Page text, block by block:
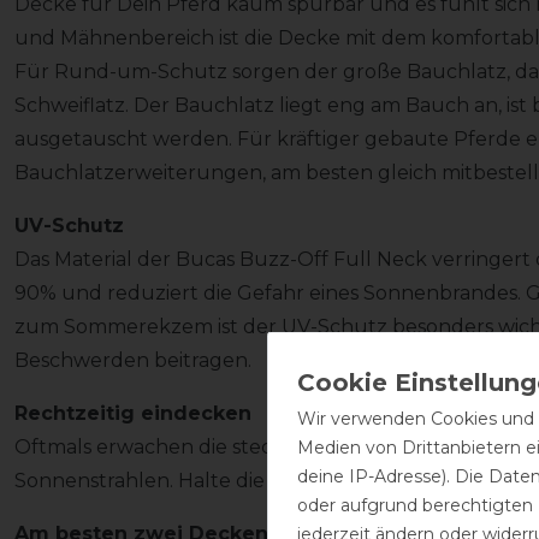
Decke für Dein Pferd kaum spürbar und es fühlt
und Mähnenbereich ist die Decke mit dem
Für Rund-um-Schutz sorgen der große Bauchlatz,
Schweiflatz. Der Bauchlatz liegt eng am Bauch an,
ausgetauscht werden. Für kräftiger gebaute Pferde
Bauchlatzerweiterungen, am besten gleich
UV-Schutz
Das Material der Bucas Buzz-Off Full Neck verringert
90% und reduziert die Gefahr eines Sonnenbrandes.
zum Sommerekzem ist der UV-Schutz besonders
Beschwerden beitragen.
Rechtzeitig eindecken
Oftmals erwachen die stechenden Plagegeister
Sonnenstrahlen. Halte die Fliegendecke also
Am besten zwei Decken
Wir verwenden Cookies
Medien von Drittanbietern
deine IP-Adresse). Die
oder aufgrund berechtigten
jederzeit ändern oder